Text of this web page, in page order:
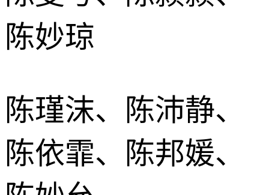
陈妙琼
陈瑾沫、陈沛静、
陈依霏、陈邦媛、